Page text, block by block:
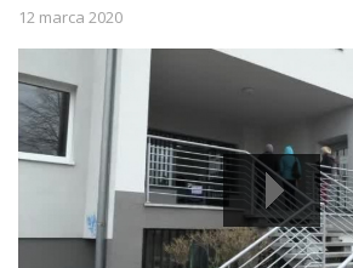
12 marca 2020